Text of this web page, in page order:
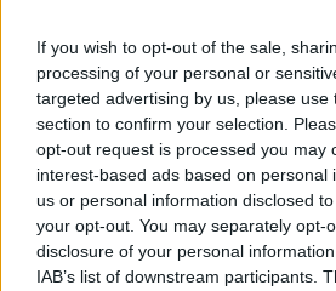
If you wish to opt-out of the sale,
processing of your personal or
targeted advertising by us, please use
section to confirm your selection.
opt-out request is processed you may
interest-based ads based on personal
us or personal information disclosed
your opt-out. You may separately opt-
disclosure of your personal
IAB’s list of downstream participants.